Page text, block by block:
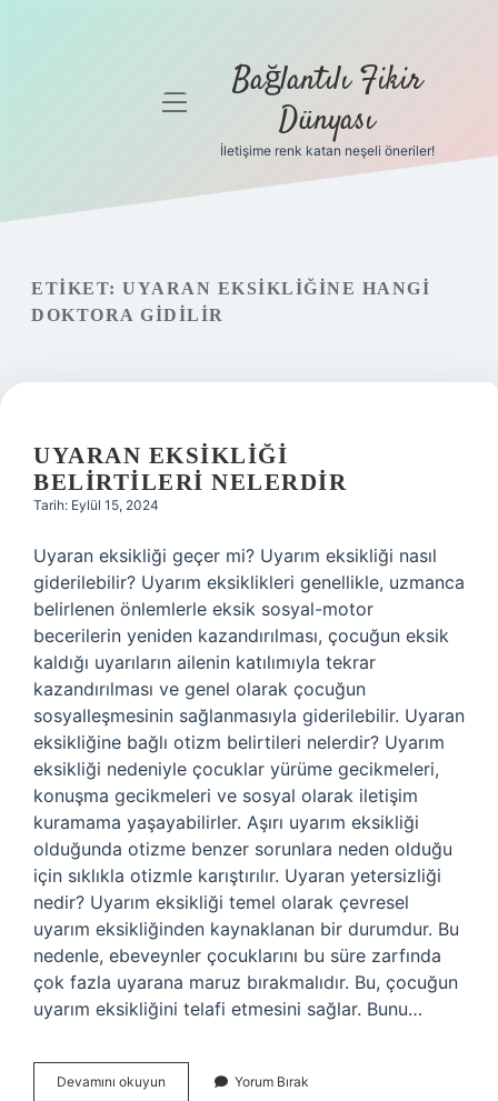
Gizlilik
Yasal Uyarı
menüyü
Bağlantılı Fikir
Dünyası
İletişime renk katan neşeli öneriler!
ETIKET: UYARAN EKSIKLIĞINE HANGI
DOKTORA GIDILIR
UYARAN EKSIKLIĞI
BELIRTILERI NELERDIR
Tarih: Eylül 15, 2024
Uyaran eksikliği geçer mi? Uyarım eksikliği nasıl
giderilebilir? Uyarım eksiklikleri genellikle, uzmanca
belirlenen önlemlerle eksik sosyal-motor
becerilerin yeniden kazandırılması, çocuğun eksik
kaldığı uyarıların ailenin katılımıyla tekrar
kazandırılması ve genel olarak çocuğun
sosyalleşmesinin sağlanmasıyla giderilebilir. Uyaran
eksikliğine bağlı otizm belirtileri nelerdir? Uyarım
eksikliği nedeniyle çocuklar yürüme gecikmeleri,
konuşma gecikmeleri ve sosyal olarak iletişim
kuramama yaşayabilirler. Aşırı uyarım eksikliği
olduğunda otizme benzer sorunlara neden olduğu
için sıklıkla otizmle karıştırılır. Uyaran yetersizliği
nedir? Uyarım eksikliği temel olarak çevresel
uyarım eksikliğinden kaynaklanan bir durumdur. Bu
nedenle, ebeveynler çocuklarını bu süre zarfında
çok fazla uyarana maruz bırakmalıdır. Bu, çocuğun
uyarım eksikliğini telafi etmesini sağlar. Bunu…
Devamını okuyun Yorum Bırak